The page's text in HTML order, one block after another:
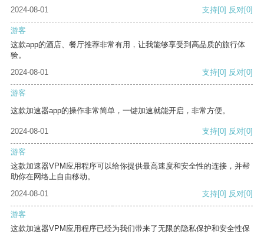
2024-08-01 支持[0] 反对[0]
游客
这款app的酒店、餐厅推荐非常有用，让我能够享受到高品质的旅行体
验。
2024-08-01
支持[0] 反对[0]
游客
这款加速器app的操作非常简单，一键加速就能开启，非常方便。
2024-08-01 支持[0] 反对[0]
游客
这款加速器VPM应用程序可以给你提供最高速度和安全性的连接，并帮
助你在网络上自由移动。
2024-08-01
支持[0] 反对[0]
游客
这款加速器VPM应用程序已经为我们带来了无限的隐私保护和安全性保